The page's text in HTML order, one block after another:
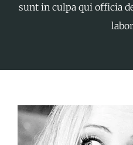
sunt in culpa qui officia